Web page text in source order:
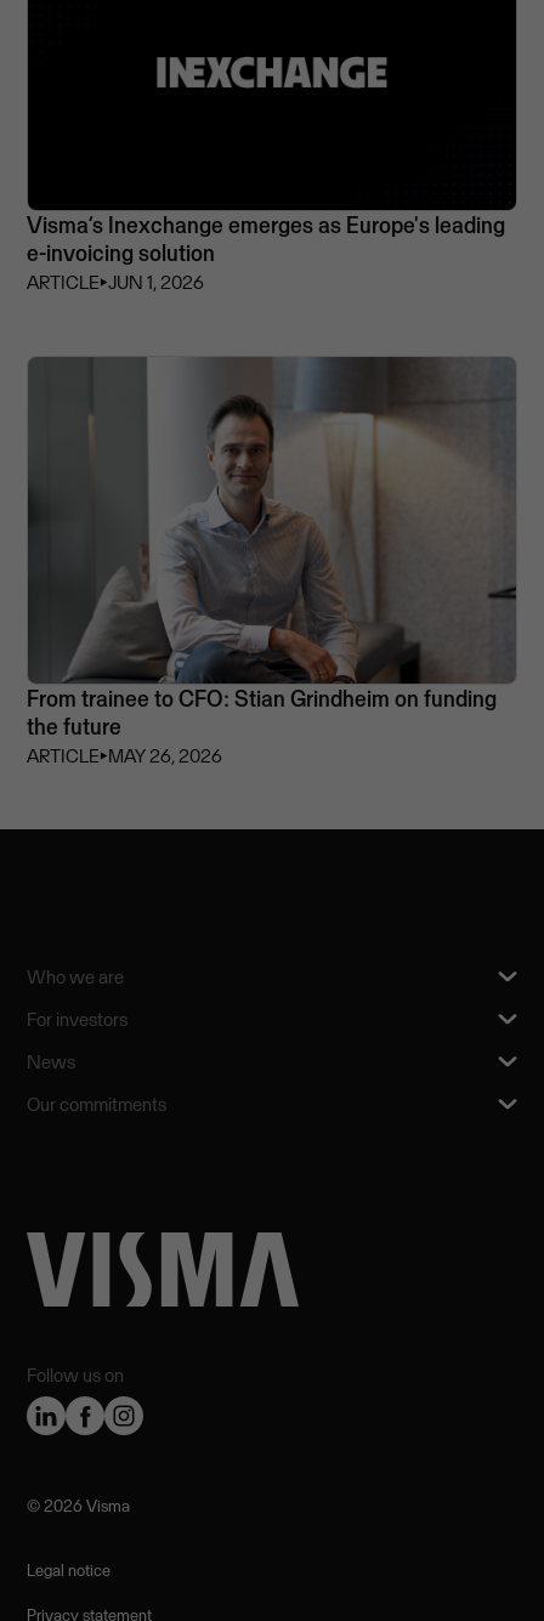
Visma’s Inexchange emerges as Europe's leading
e-invoicing solution
ARTICLE⏵JUN 1, 2026
From trainee to CFO: Stian Grindheim on funding
the future
ARTICLE⏵MAY 26, 2026
Follow us on
Who we are
For investors
News
Our commitments
©️ 2026 Visma
Legal notice
Privacy statement